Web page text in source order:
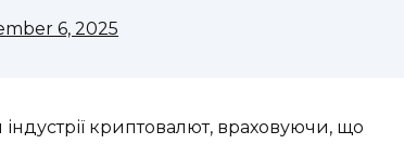
6, 2025
криптовалют, враховуючи, що